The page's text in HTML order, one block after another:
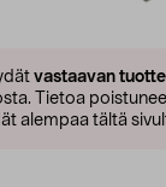
vastaavan
Tietoa
alempaa tältä